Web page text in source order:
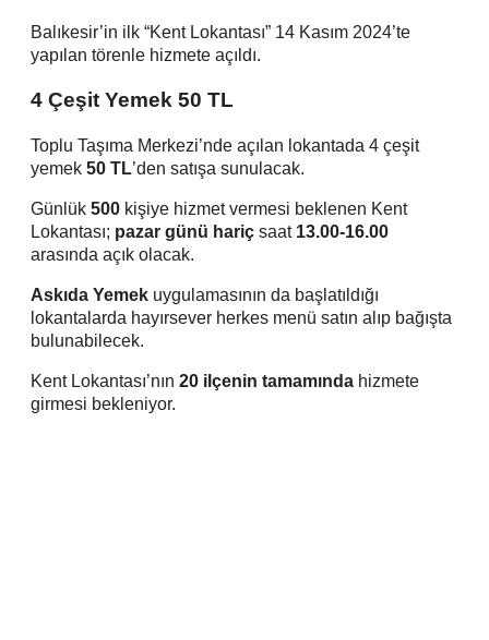
Balıkesir’in ilk “Kent Lokantası” 14 Kasım 2024’te
yapılan törenle hizmete açıldı.
4 Çeşit Yemek 50 TL
Toplu Taşıma Merkezi’nde açılan lokantada 4 çeşit
yemek 50 TL’den satışa sunulacak.
Günlük 500 kişiye hizmet vermesi beklenen Kent
Lokantası; pazar günü hariç saat 13.00-16.00
arasında açık olacak.
Askıda Yemek uygulamasının da başlatıldığı
lokantalarda hayırsever herkes menü satın alıp bağışta
bulunabilecek.
Kent Lokantası’nın 20 ilçenin tamamında hizmete
girmesi bekleniyor.